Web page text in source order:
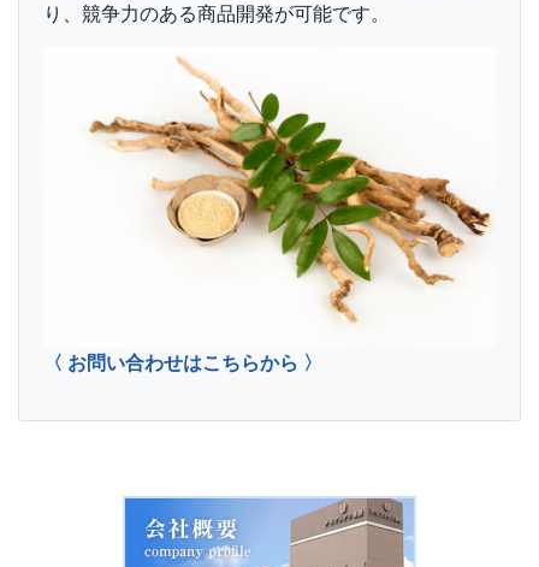
り、競争力のある商品開発が可能です。
〈 お問い合わせはこちらから 〉